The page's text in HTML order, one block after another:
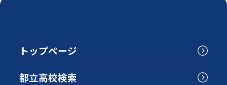
トップページ
都立高校検索